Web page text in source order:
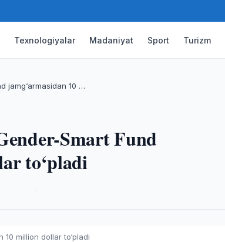
Texnologiyalar Madaniyat Sport Turizm
jamg‘armasidan 10 …
Smart Fund
to‘pladi
10 million dollar to‘pladi